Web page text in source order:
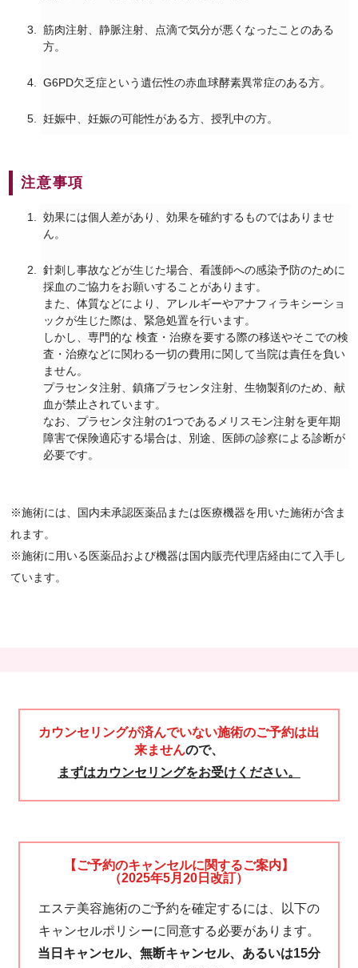
筋肉注射、静脈注射、点滴で気分が悪くなったことのある
方。
G6PD欠乏症という遺伝性の赤血球酵素異常症のある方。
妊娠中、妊娠の可能性がある方、授乳中の方。
注意事項
効果には個人差があり、効果を確約するものではありませ
ん。
針刺し事故などが生じた場合、看護師への感染予防のために
採血のご協力をお願いすることがあります。
また、体質などにより、アレルギーやアナフィラキシーショ
ックが生じた際は、緊急処置を行います。
しかし、専門的な 検査・治療を要する際の移送やそこでの検
査・治療などに関わる一切の費用に関して当院は責任を負い
ません。
プラセンタ注射、鎮痛プラセンタ注射、生物製剤のため、献
血が禁止されています。
なお、プラセンタ注射の1つであるメリスモン注射を更年期
障害で保険適応する場合は、別途、医師の診察による診断が
必要です。
※施術には、国内未承認医薬品または医療機器を用いた施術が含ま
れます。
※施術に用いる医薬品および機器は国内販売代理店経由にて入手し
ています。
カウンセリングが済んでいない施術のご予約は出
来ませんので、
まずはカウンセリングをお受けください。
【ご予約のキャンセルに関するご案内】
（2025年5月20日改訂）
エステ美容施術のご予約を確定するには、以下の
キャンセルポリシーに同意する必要があります。
当日キャンセル、無断キャンセル、あるいは15分